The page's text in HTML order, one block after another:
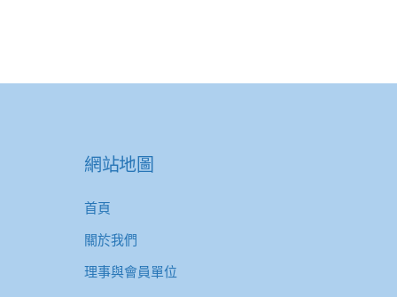
網站地圖
首頁
關於我們
理事與會員單位